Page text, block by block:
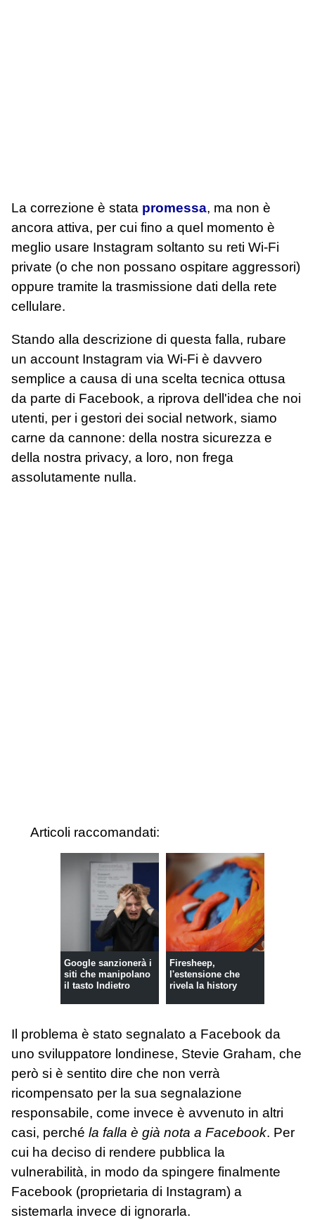
La correzione è stata promessa, ma non è
ancora attiva, per cui fino a quel momento è
meglio usare Instagram soltanto su reti Wi-Fi
private (o che non possano ospitare aggressori)
oppure tramite la trasmissione dati della rete
cellulare.
Stando alla descrizione di questa falla, rubare
un account Instagram via Wi-Fi è davvero
semplice a causa di una scelta tecnica ottusa
da parte di Facebook, a riprova dell'idea che noi
utenti, per i gestori dei social network, siamo
carne da cannone: della nostra sicurezza e
della nostra privacy, a loro, non frega
assolutamente nulla.
Articoli raccomandati:
Google sanzionerà i
siti che manipolano
il tasto Indietro
Firesheep,
l'estensione che
rivela la history
Il problema è stato segnalato a Facebook da
uno sviluppatore londinese, Stevie Graham, che
però si è sentito dire che non verrà
ricompensato per la sua segnalazione
responsabile, come invece è avvenuto in altri
casi, perché la falla è già nota a Facebook. Per
cui ha deciso di rendere pubblica la
vulnerabilità, in modo da spingere finalmente
Facebook (proprietaria di Instagram) a
sistemarla invece di ignorarla.